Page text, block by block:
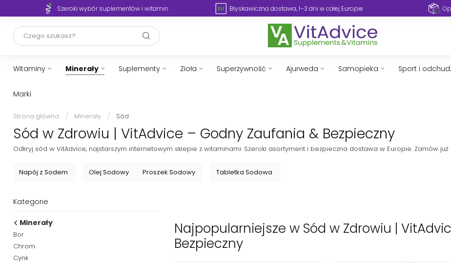
Szeroki wybór suplementów i witamin Błyskawiczna dostawa, 1–3 dni w całej Europie
Witaminy Minerały Suplementy Zioła Superżywność Ajurweda Samopieka Sport i
Marki
Strona główna / Minerały / Sód
Sód w Zdrowiu | VitAdvice – Godny Zaufania & Bezpieczny
Odkryj sód w VitAdvice, najstarszym internetowym sklepie z witaminami. Szeroki asortyment i bezpieczna dostawa w Europie. Zamów już
Napój z Sodem Olej Sodowy Proszek Sodowy Tabletka Sodowa
Kategorie
Minerały
Bor
Chrom
Cynk
Najpopularniejsze w Sód w Zdrowiu |
Bezpieczny